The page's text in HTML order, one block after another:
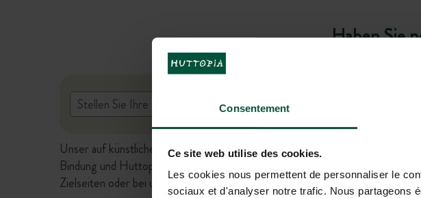
Consentement
Ce site web utilise des cookies.
Les cookies nous permettent de personnaliser le
sociaux et d'analyser notre trafic. Nous partageons
Haben Sie
Unser auf künstlicher Intelligenz basierender virtueller Assistent befindet
Bindung und Huttopia übernimmt dafür keine Haftung. Wir empfehlen
Zielseiten oder bei unserem Kundenservice zu überprüfen.